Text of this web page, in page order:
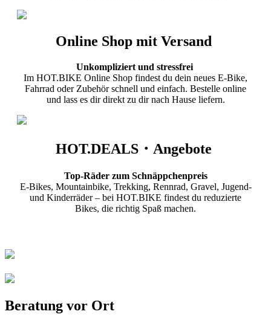
Online Shop mit Versand
Unkompliziert und stressfrei
Im HOT.BIKE Online Shop findest du dein neues E-Bike,
Fahrrad oder Zubehör schnell und einfach. Bestelle online
und lass es dir direkt zu dir nach Hause liefern.
HOT.DEALS・Angebote
Top-Räder zum Schnäppchenpreis
E-Bikes, Mountainbike, Trekking, Rennrad, Gravel, Jugend-
und Kinderräder – bei HOT.BIKE findest du reduzierte
Bikes, die richtig Spaß machen.
Beratung vor Ort